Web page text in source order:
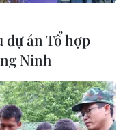
dự án Tổ hợp
Ninh